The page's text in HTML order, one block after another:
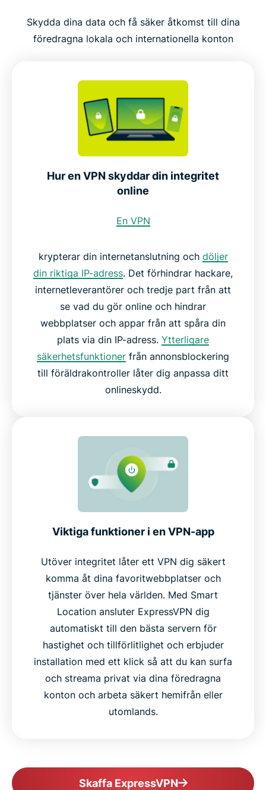
Skydda dina data och få säker åtkomst till dina
föredragna lokala och internationella konton
Hur en VPN skyddar din integritet
online
En VPN
krypterar din internetanslutning och döljer
din riktiga IP-adress. Det förhindrar hackare,
internetleverantörer och tredje part från att
se vad du gör online och hindrar
webbplatser och appar från att spåra din
plats via din IP-adress. Ytterligare
säkerhetsfunktioner från annonsblockering
till föräldrakontroller låter dig anpassa ditt
onlineskydd.
Viktiga funktioner i en VPN-app
Utöver integritet låter ett VPN dig säkert
komma åt dina favoritwebbplatser och
tjänster över hela världen. Med Smart
Location ansluter ExpressVPN dig
automatiskt till den bästa servern för
hastighet och tillförlitlighet och erbjuder
installation med ett klick så att du kan surfa
och streama privat via dina föredragna
konton och arbeta säkert hemifrån eller
utomlands.
Skaffa ExpressVPN